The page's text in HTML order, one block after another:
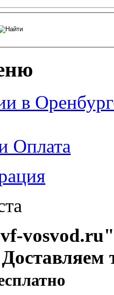
в
Оплата
vosvod.ru"